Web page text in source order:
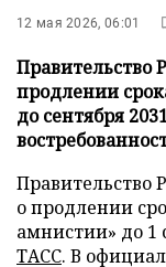
12 мая 2026, 06:01
Правительство
продлении
до сентября
Правительство
о продлении
амнистии» до 1
ТАСС. В